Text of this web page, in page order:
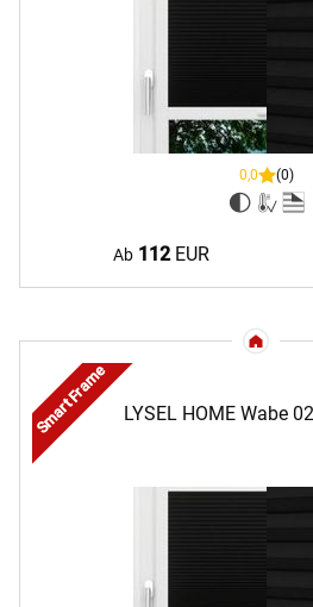
0,0 (0)
Ab 112EUR
LYSEL HOME Wabe
Smart Frame